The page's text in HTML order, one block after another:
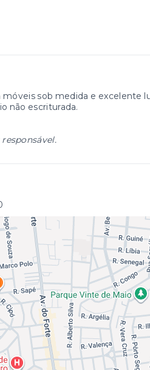
sob medida e excelente
não escriturada.